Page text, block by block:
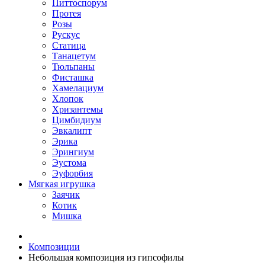
Питтоспорум
Протея
Розы
Рускус
Статица
Танацетум
Тюльпаны
Фисташка
Хамелациум
Хлопок
Хризантемы
Цимбидиум
Эвкалипт
Эрика
Эрингиум
Эустома
Эуфорбия
Мягкая игрушка
Заячик
Котик
Мишка
Композиции
Небольшая композиция из гипсофилы